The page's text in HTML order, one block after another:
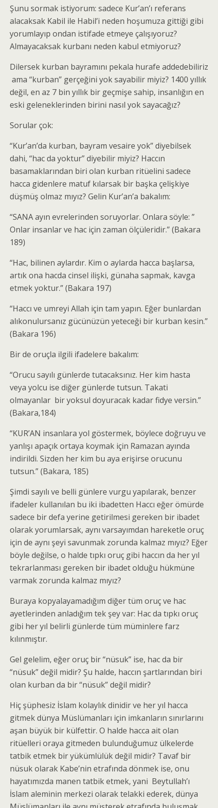
Şunu sormak istiyorum: sadece Kur’an’ı referans
alacaksak Kabil ile Habil’i neden hoşumuza gittiği gibi
yorumlayıp ondan istifade etmeye çalışıyoruz?
Almayacaksak kurbanı neden kabul etmiyoruz?
Dilersek kurban bayramını pekala hurafe addedebiliriz
ama “kurban” gerçeğini yok sayabilir miyiz? 1400 yıllık
değil, en az 7 bin yıllık bir geçmişe sahip, insanlığın en
eski geleneklerinden birini nasıl yok sayacağız?
Sorular çok:
“Kur’an’da kurban, bayram vesaire yok” diyebilsek
dahi, “hac da yoktur” diyebilir miyiz? Haccın
basamaklarından biri olan kurban ritüelini sadece
hacca gidenlere matuf kılarsak bir başka çelişkiye
düşmüş olmaz mıyız? Gelin Kur’an’a bakalım:
“SANA ayın evrelerinden soruyorlar. Onlara söyle: ”
Onlar insanlar ve hac için zaman ölçüleridir.” (Bakara
189)
“Hac, bilinen aylardır. Kim o aylarda hacca başlarsa,
artık ona hacda cinsel ilişki, günaha sapmak, kavga
etmek yoktur.” (Bakara 197)
“Haccı ve umreyi Allah için tam yapın. Eğer bunlardan
alıkonulursanız gücünüzün yeteceği bir kurban kesin.”
(Bakara 196)
Bir de oruçla ilgili ifadelere bakalım:
“Orucu sayılı günlerde tutacaksınız. Her kim hasta
veya yolcu ise diğer günlerde tutsun. Takati
olmayanlar bir yoksul doyuracak kadar fidye versin.”
(Bakara,184)
“KUR’AN insanlara yol göstermek, böylece doğruyu ve
yanlışı apaçık ortaya koymak için Ramazan ayında
indirildi. Sizden her kim bu aya erişirse orucunu
tutsun.” (Bakara, 185)
Şimdi sayılı ve belli günlere vurgu yapılarak, benzer
ifadeler kullanılan bu iki ibadetten Haccı eğer ömürde
sadece bir defa yerine getirilmesi gereken bir ibadet
olarak yorumlarsak, aynı varsayımdan hareketle oruç
için de aynı şeyi savunmak zorunda kalmaz mıyız? Eğer
böyle değilse, o halde tıpkı oruç gibi haccın da her yıl
tekrarlanması gereken bir ibadet olduğu hükmüne
varmak zorunda kalmaz mıyız?
Buraya kopyalayamadığım diğer tüm oruç ve hac
ayetlerinden anladığım tek şey var: Hac da tıpkı oruç
gibi her yıl belirli günlerde tüm müminlere farz
kılınmıştır.
Gel gelelim, eğer oruç bir “nüsuk” ise, hac da bir
“nüsuk” değil midir? Şu halde, haccın şartlarından biri
olan kurban da bir “nüsuk” değil midir?
Hiç şüphesiz İslam kolaylık dinidir ve her yıl hacca
gitmek dünya Müslümanları için imkanların sınırlarını
aşan büyük bir külfettir. O halde hacca ait olan
ritüelleri oraya gitmeden bulunduğumuz ülkelerde
tatbik etmek bir yükümlülük değil midir? Tavaf bir
nüsuk olarak Kabe’nin etrafında dönmek ise, onu
hayatımızda manen tatbik etmek, yani Beytullah’ı
İslam aleminin merkezi olarak telakki ederek, dünya